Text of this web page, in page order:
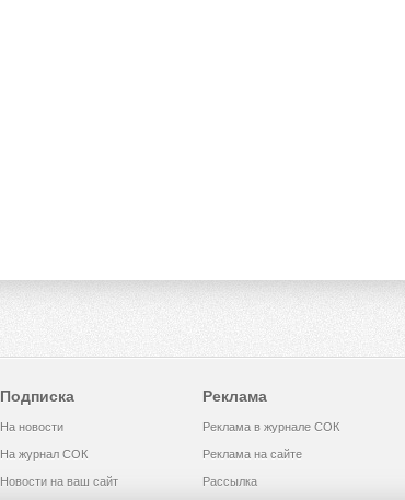
Подписка
На новости
На журнал СОК
Новости на ваш сайт
Реклама
Реклама в журнале СОК
Реклама на сайте
Рассылка